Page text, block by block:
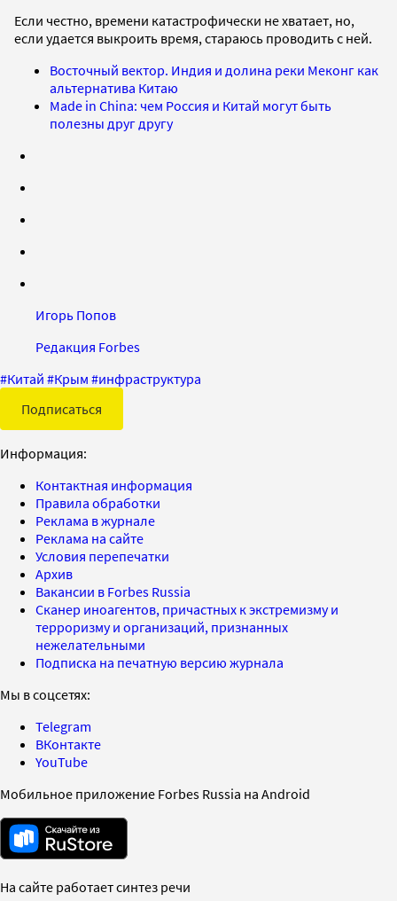
Если честно, времени катастрофически не хватает, но,
если удается выкроить время, стараюсь проводить с ней.
Восточный вектор. Индия и долина реки Меконг как
альтернатива Китаю
Made in China: чем Россия и Китай могут быть
полезны друг другу
Игорь Попов
Редакция Forbes
#Китай #Крым #инфраструктура
Подписаться
Информация:
Контактная информация
Правила обработки
Реклама в журнале
Реклама на сайте
Условия перепечатки
Архив
Вакансии в Forbes Russia
Сканер иноагентов, причастных к экстремизму и
терроризму и организаций, признанных
нежелательными
Подписка на печатную версию журнала
Мы в соцсетях:
Telegram
ВКонтакте
YouTube
Мобильное приложение Forbes Russia на Android
На сайте работает синтез речи